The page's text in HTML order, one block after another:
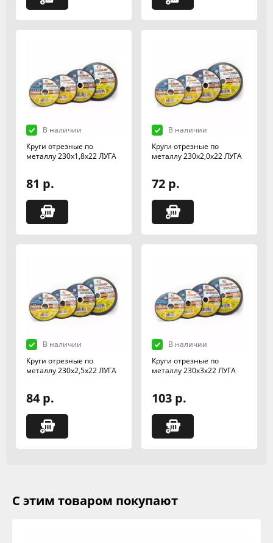
В наличии
Круги отрезные по
металлу 230х1,8х22 ЛУГА
81 р.
В наличии
Круги отрезные по
металлу 230х2,0х22 ЛУГА
72 р.
В наличии
Круги отрезные по
металлу 230х2,5х22 ЛУГА
84 р.
В наличии
Круги отрезные по
металлу 230х3х22 ЛУГА
103 р.
С этим товаром покупают